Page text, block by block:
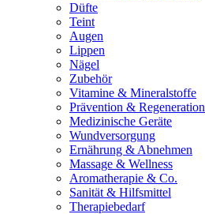
Düfte
Teint
Augen
Lippen
Nägel
Zubehör
Vitamine & Mineralstoffe
Prävention & Regeneration
Medizinische Geräte
Wundversorgung
Ernährung & Abnehmen
Massage & Wellness
Aromatherapie & Co.
Sanität & Hilfsmittel
Therapiebedarf